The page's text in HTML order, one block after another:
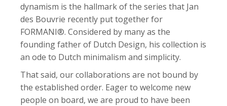
dynamism is the hallmark of the series that Jan
des Bouvrie recently put together for
FORMANI®. Considered by many as the
founding father of Dutch Design, his collection is
an ode to Dutch minimalism and simplicity.
That said, our collaborations are not bound by
the established order. Eager to welcome new
people on board, we are proud to have been